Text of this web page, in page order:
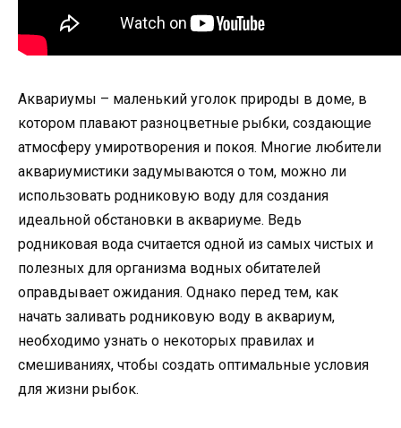
Аквариумы – маленький уголок природы в доме, в
котором плавают разноцветные рыбки, создающие
атмосферу умиротворения и покоя. Многие любители
аквариумистики задумываются о том, можно ли
использовать родниковую воду для создания
идеальной обстановки в аквариуме. Ведь
родниковая вода считается одной из самых чистых и
полезных для организма водных обитателей
оправдывает ожидания. Однако перед тем, как
начать заливать родниковую воду в аквариум,
необходимо узнать о некоторых правилах и
смешиваниях, чтобы создать оптимальные условия
для жизни рыбок.